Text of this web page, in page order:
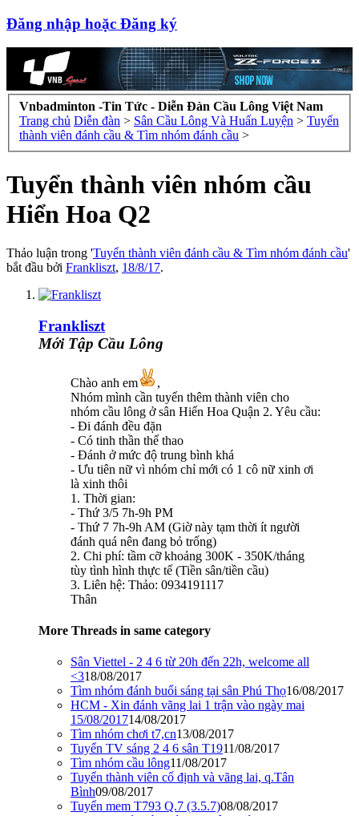
Đăng nhập hoặc Đăng ký
Vnbadminton -Tin Tức - Diễn Đàn Cầu Lông Việt Nam
Trang chủ Diễn đàn > Sân Cầu Lông Và Huấn Luyện > Tuyển
thành viên đánh cầu & Tìm nhóm đánh cầu >
Tuyển thành viên nhóm cầu
Hiển Hoa Q2
Thảo luận trong 'Tuyển thành viên đánh cầu & Tìm nhóm đánh cầu'
bắt đầu bởi Frankliszt, 18/8/17.
Frankliszt
Mới Tập Cầu Lông
Chào anh em
,
Nhóm mình cần tuyển thêm thành viên cho
nhóm cầu lông ở sân Hiển Hoa Quận 2. Yêu cầu:
- Đi đánh đều đặn
- Có tinh thần thể thao
- Đánh ở mức độ trung bình khá
- Ưu tiên nữ vì nhóm chỉ mới có 1 cô nữ xinh ơi
là xinh thôi
1. Thời gian:
- Thứ 3/5 7h-9h PM
- Thứ 7 7h-9h AM (Giờ này tạm thời ít người
đánh quá nên đang bỏ trống)
2. Chi phí: tầm cỡ khoảng 300K - 350K/tháng
tùy tình hình thực tế (Tiền sân/tiền cầu)
3. Liên hệ: Thảo: 0934191117
Thân
More Threads in same category
Sân Viettel - 2 4 6 từ 20h đến 22h, welcome all
<318/08/2017
Tìm nhóm đánh buổi sáng tại sân Phú Thọ16/08/2017
HCM - Xin đánh vãng lai 1 trận vào ngày mai
15/08/201714/08/2017
Tìm nhóm chơi t7,cn13/08/2017
Tuyển TV sáng 2 4 6 sân T1911/08/2017
Tìm nhóm cầu lông11/08/2017
Tuyển thành viên cố định và vãng lai, q.Tân
Bình09/08/2017
Tuyển mem T793 Q.7 (3.5.7)08/08/2017